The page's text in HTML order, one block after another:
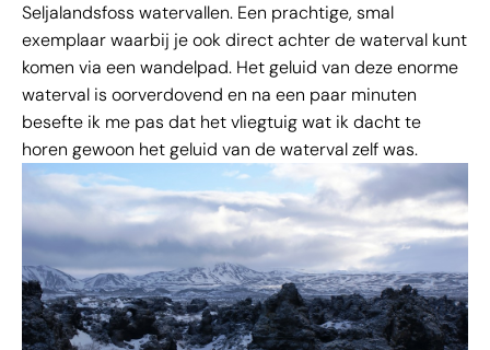
Seljalandsfoss watervallen. Een prachtige, smal
exemplaar waarbij je ook direct achter de waterval kunt
komen via een wandelpad. Het geluid van deze enorme
waterval is oorverdovend en na een paar minuten
besefte ik me pas dat het vliegtuig wat ik dacht te
horen gewoon het geluid van de waterval zelf was.